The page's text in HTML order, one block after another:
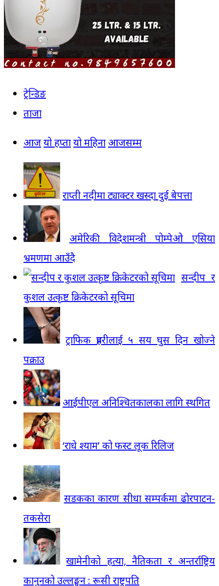
ट्रेन्डिङ
ताजा
आजयो हप्तायो महिना आजसम्म
राप्ती नदीमा ट्याक्टर खस्दा दुई बेपत्ता
अमेरिकी विदेशमन्त्री पोम्पेओ एसिया
भ्रमणमा आउँदै
सन्दीप र
कुशल उत्कृष्ट क्रिकेटरको सूचिमा
ट्राफिक प्रहरीलाई ५ सय घुस दिन खोज्ने
पक्राउ
आईपीएल अनिश्चितकालका लागि स्थगित
‘राधे श्याम’ को फस्ट लूक रिलिज
सडकका कारण सीधा सम्पर्कमा ढोरपाटन-
तकसेरा
खामेनीको हत्या, नैतिकता र अन्तर्राष्ट्रिय
कानुनको उल्लङ्घन : रूसी राष्ट्रपति